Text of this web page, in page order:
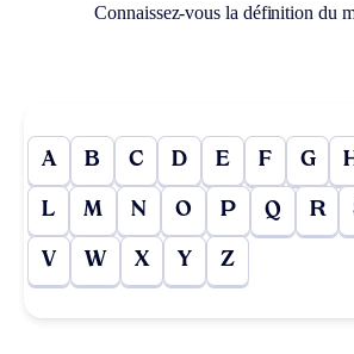
Connaissez-vous la définition du
A B C D E F G
L M N O P Q R
V W X Y Z